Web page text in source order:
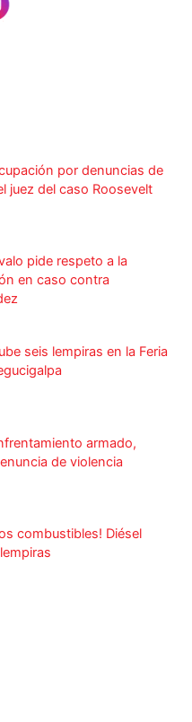
por denuncias de
juez del caso Roosevelt
pide respeto a la
en caso contra
seis lempiras en la Feria
armado,
de violencia
combustibles! Diésel